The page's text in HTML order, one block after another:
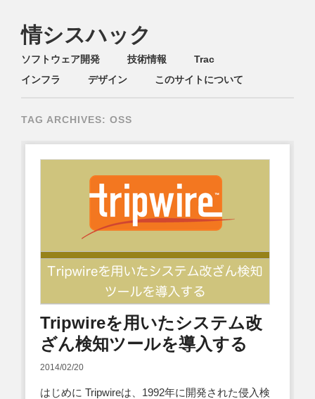
情シスハック
Main menu
Skip
to
content
ソフトウェア開発 技術情報
Trac
インフラ
デザイン このサイトについて
TAG ARCHIVES: OSS
Tripwireを用いたシステム改
ざん検知ツールを導入する
2014/02/20
はじめに Tripwireは、1992年に開発された侵入検